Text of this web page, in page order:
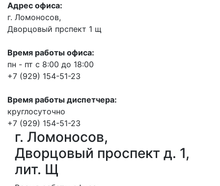
Адрес офиса:
г. Ломоносов,
Дворцовый прспект 1 щ
Время работы офиса:
пн - пт с 8:00 до 18:00
+7 (929) 154-51-23
Время работы диспетчера:
круглосуточно
+7 (929) 154-51-23
г. Ломоносов,
Дворцовый проспект д. 1,
лит. Щ